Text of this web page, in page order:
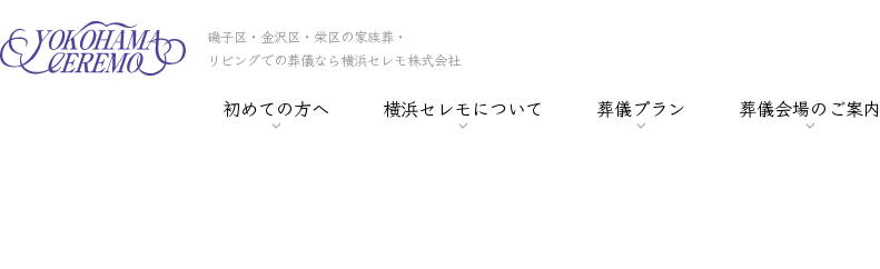
磯子区・金沢区・栄区の家族葬・
リビングでの葬儀なら横浜セレモ株式会社
初めての方へ 横浜セレモについて 葬儀プラン 葬儀会場のご案内